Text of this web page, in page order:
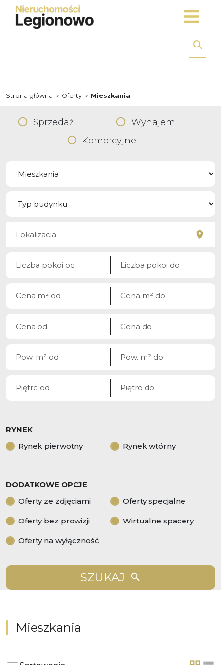
Strona główna Oferty Mieszkania
Sprzedaż
Wynajem
Komercyjne
RYNEK
Rynek pierwotny
Rynek wtórny
DODATKOWE OPCJE
Oferty ze zdjęciami
Oferty specjalne
Oferty bez prowizji Wirtualne spacery
Oferty na wyłączność
SZUKAJ
Mieszkania